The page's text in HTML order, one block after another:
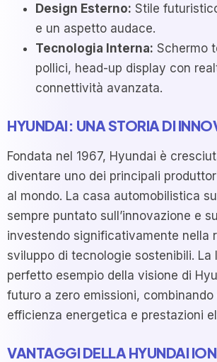
Design Esterno: Stile
e un aspetto audace.
Tecnologia Interna: Schermo
pollici, head-up display con
connettività avanzata.
HYUNDAI: UNA STORIA DI
Fondata nel 1967, Hyundai è
diventare uno dei principali
al mondo. La casa automobilistica
sempre puntato sull’innovazione e
investendo significativamente nella
sviluppo di tecnologie sostenibili. La
perfetto esempio della visione di
futuro a zero emissioni, combinando
efficienza energetica e prestazioni
VANTAGGI DELLA HYUNDAI